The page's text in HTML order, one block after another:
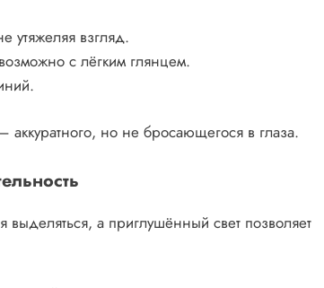
утяжеляя взгляд.
с лёгким глянцем.
но не бросающегося в глаза.
выделяться, а приглушённый свет позволяет